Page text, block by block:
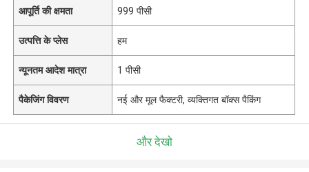
आपूर्ति की क्षमता 999 पीसी
उत्पत्ति के प्लेस हम
न्यूनतम आदेश मात्रा 1 पीसी
पैकेजिंग विवरण नई और मूल फैक्टरी, व्यक्तिगत बॉक्स पैकिंग
और देखो